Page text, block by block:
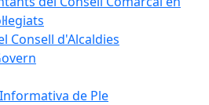
Consell d'Alcaldies
de Ple